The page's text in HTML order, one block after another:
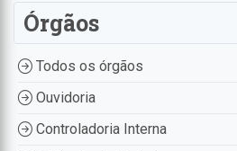
Órgãos
Todos os órgãos
Ouvidoria
Controladoria Interna